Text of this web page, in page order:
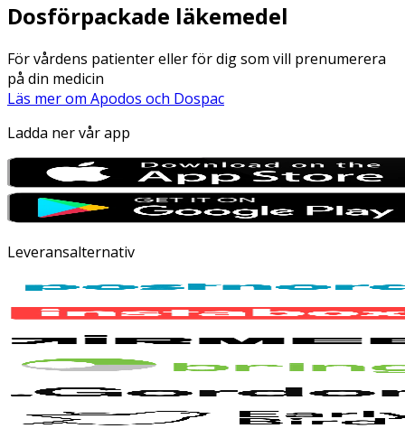
Dosförpackade läkemedel
För vårdens patienter eller för dig som vill prenumerera
på din medicin
Läs mer om Apodos och Dospac
Ladda ner vår app
Leveransalternativ